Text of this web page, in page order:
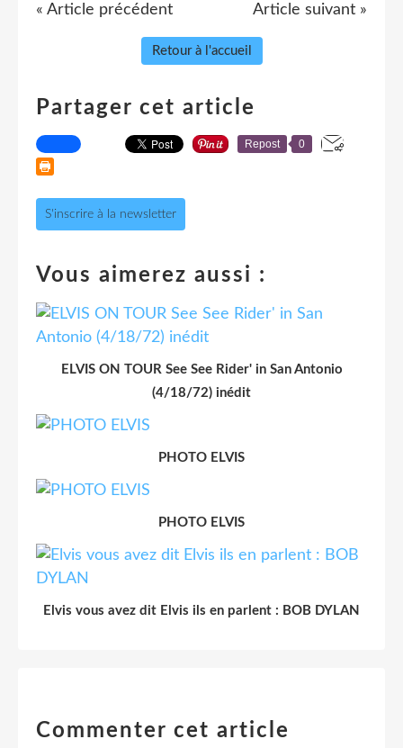
« Article précédent Article suivant »
Retour à l'accueil
Partager cet article
Repost 0
S'inscrire à la newsletter
Vous aimerez aussi :
ELVIS ON TOUR See See Rider' in San Antonio
(4/18/72) inédit
PHOTO ELVIS
PHOTO ELVIS
Elvis vous avez dit Elvis ils en parlent : BOB DYLAN
Commenter cet article